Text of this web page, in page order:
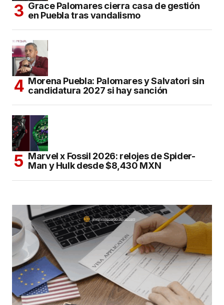
Grace Palomares cierra casa de gestión
en Puebla tras vandalismo
Morena Puebla: Palomares y Salvatori sin
candidatura 2027 si hay sanción
Marvel x Fossil 2026: relojes de Spider-
Man y Hulk desde $8,430 MXN